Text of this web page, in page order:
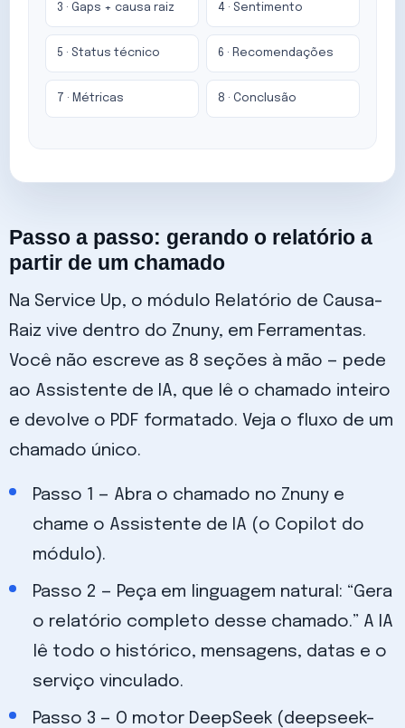
3 · Gaps + causa raiz 4 · Sentimento
5 · Status técnico 6 · Recomendações
7 · Métricas 8 · Conclusão
Passo a passo: gerando o relatório a
partir de um chamado
Na Service Up, o módulo Relatório de Causa-
Raiz vive dentro do Znuny, em Ferramentas.
Você não escreve as 8 seções à mão — pede
ao Assistente de IA, que lê o chamado inteiro
e devolve o PDF formatado. Veja o fluxo de um
chamado único.
Passo 1 — Abra o chamado no Znuny e
chame o Assistente de IA (o Copilot do
módulo).
Passo 2 — Peça em linguagem natural: “Gera
o relatório completo desse chamado.” A IA
lê todo o histórico, mensagens, datas e o
serviço vinculado.
Passo 3 — O motor DeepSeek (deepseek-